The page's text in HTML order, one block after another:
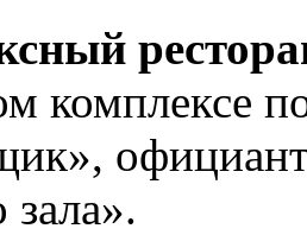
комплексе
зала».